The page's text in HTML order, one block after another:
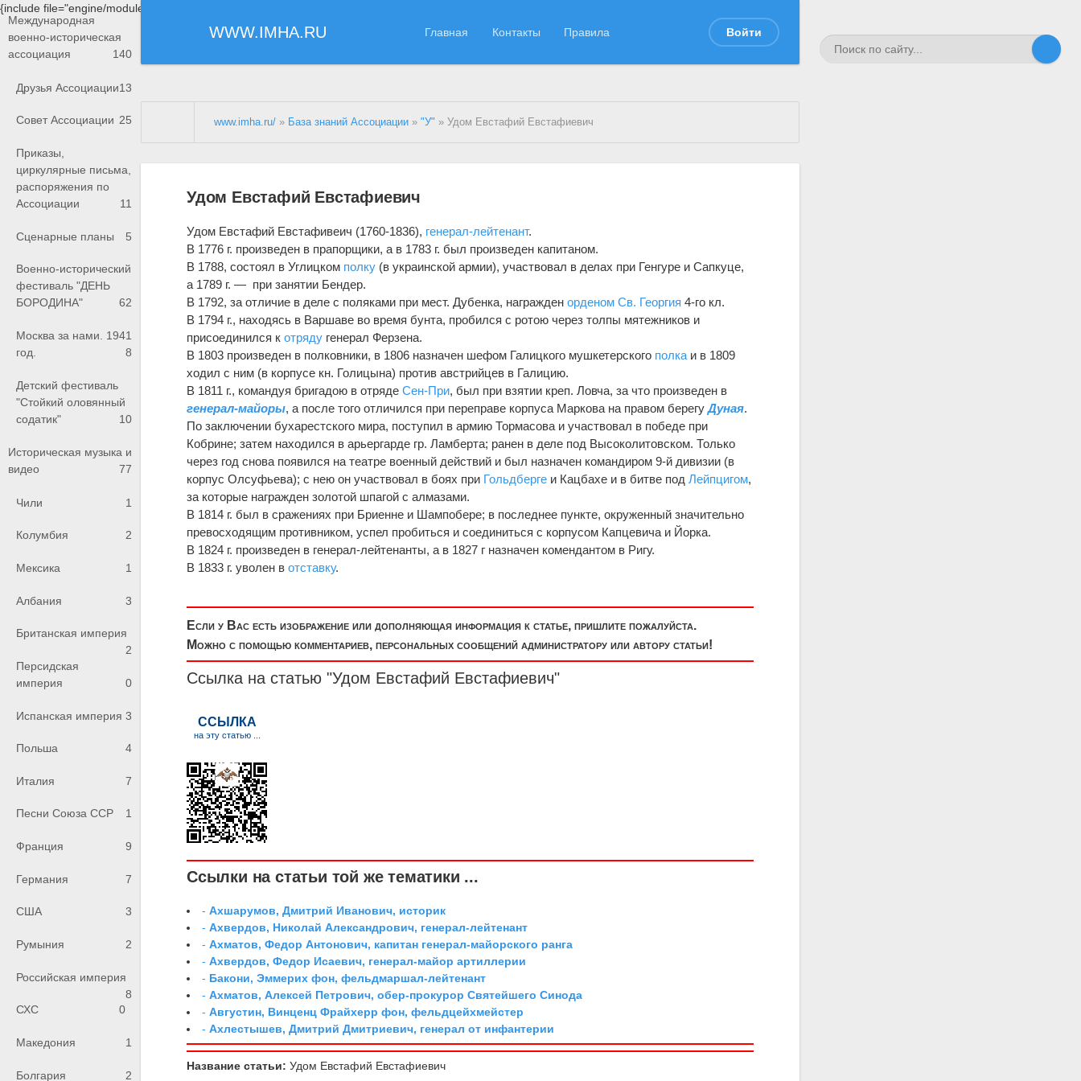
{include file="engine/modules/saperu/head.php"}
WWW.IMHA.RU Главная Контакты Правила Войти
Международная
военно-историческая
ассоциация
140
Друзья Ассоциации13
Совет Ассоциации 25
Приказы,
циркулярные письма,
распоряжения по
Ассоциации
11
Сценарные планы 5
Военно-исторический
фестиваль "ДЕНЬ
БОРОДИНА"
62
Москва за нами. 1941
год.
8
Детский фестиваль
"Стойкий оловянный
содатик"
10
Историческая музыка и
видео
77
Чили 1
Колумбия 2
Мексика 1
Албания 3
Британская империя
2
Персидская
империя
0
Испанская империя 3
Польша 4
Италия 7
Песни Союза ССР 1
Франция 9
Германия 7
США 3
Румыния 2
Российская империя
8
СХС
0
Македония 1
Болгария 2
www.imha.ru/ » База знаний Ассоциации »"У" » Удом Евстафий Евстафиевич
Удом Евстафий Евстафиевич
Удом Евстафий Евстафивеич (1760-1836), генерал-лейтенант.
В 1776 г. произведен в прапорщики, a в 1783 г. был произведен капитаном.
В 1788, состоял в Углицком полку (в украинской армии), участвовал в делах при Генгуре и Сапкуце,
а 1789 г. — при занятии Бендер.
В 1792, за отличие в деле с поляками при мест. Дубенка, награжденорденом Св. Георгия 4-го кл.
В 1794 г., находясь в Варшаве во время бунта, пробился с ротою через толпы мятежников и
присоединился котряду генерал Ферзена.
В 1803 произведен в полковники, в 1806 назначен шефом Галицкого мушкетерского полка и в 1809
ходил с ним (в корпусе кн. Голицына) против австрийцев в Галицию.
В 1811 г., командуя бригадою в отряде Сен-При, был при взятии креп. Ловча, за что произведен в
генерал-майоры, a после того отличился при переправе корпуса Маркова на правом берегуДуная.
По заключении бухарестского мира, поступил в армию Тормасова и участвовал в победе при
Кобрине; затем находился в арьергарде гр. Ламберта; ранен в деле под Высоколитовском. Только
через год снова появился на театре военный действий и был назначен командиром 9-й дивизии (в
корпус Олсуфьева); с нею он участвовал в боях при Гольдберге и Кацбахе и в битве подЛейпцигом,
за которые награжден золотой шпагой с алмазами.
В 1814 г. был в сражениях при Бриенне и Шампобере; в последнее пункте, окруженный значительно
превосходящим противником, успел пробиться и соединиться с корпусом Капцевича и Йорка.
В 1824 г. произведен в генерал-лейтенанты, a в 1827 г назначен комендантом в Ригу.
В 1833 г. уволен вотставку.
Если у Вас есть изображение или дополняющая информация к статье, пришлите пожалуйста.
Можно с помощью комментариев, персональных сообщений администратору или автору статьи!
Ссылка на статью "Удом Евстафий Евстафиевич"
Ссылки на статьи той же тематики ...
-Ахшарумов, Дмитрий Иванович, историк
-Ахвердов, Николай Александрович, генерал-лейтенант
-Ахматов, Федор Антонович, капитан генерал-майорского ранга
-Ахвердов, Федор Исаевич, генерал-майор артиллерии
- Бакони, Эммерих фон, фельдмаршал-лейтенант
-Ахматов, Алексей Петрович, обер-прокурор Святейшего Синода
-Августин, Винценц Фрайхерр фон, фельдцейхмейстер
-Ахлестышев, Дмитрий Дмитриевич, генерал от инфантерии
Название статьи: Удом Евстафий Евстафиевич